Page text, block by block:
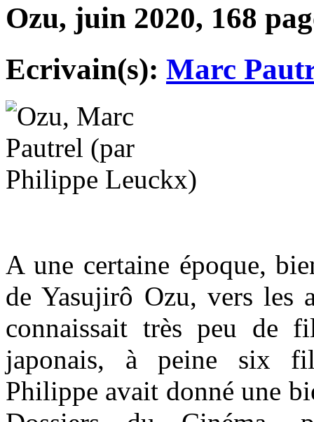
Ozu, juin 2020, 168
Ecrivain(s): Marc
A une certaine époque,
de Yasujirô Ozu, vers les
connaissait très peu de
japonais, à peine six
Philippe avait donné une